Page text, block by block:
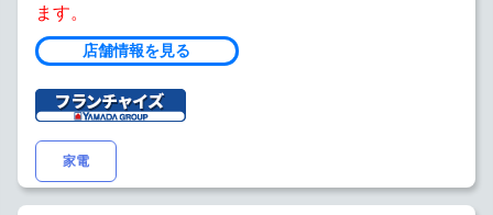
ます。
店舗情報を見る
家電